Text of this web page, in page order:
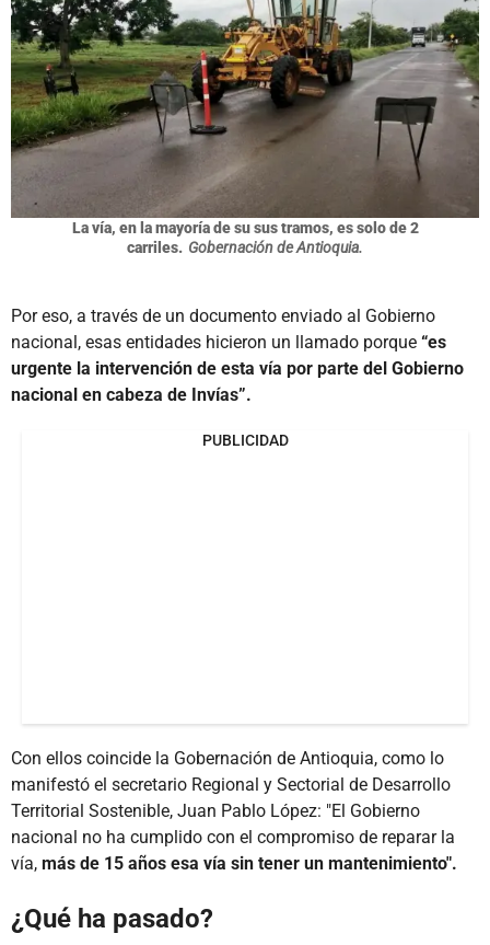
La vía, en la mayoría de su sus tramos, es solo de 2
carriles. Gobernación de Antioquia.
Por eso, a través de un documento enviado al Gobierno
nacional, esas entidades hicieron un llamado porque “es
urgente la intervención de esta vía por parte del Gobierno
nacional en cabeza de Invías”.
PUBLICIDAD
Con ellos coincide la Gobernación de Antioquia, como lo
manifestó el secretario Regional y Sectorial de Desarrollo
Territorial Sostenible, Juan Pablo López: "El Gobierno
nacional no ha cumplido con el compromiso de reparar la
vía, más de 15 años esa vía sin tener un mantenimiento".
¿Qué ha pasado?